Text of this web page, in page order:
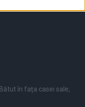
în fața casei sale,